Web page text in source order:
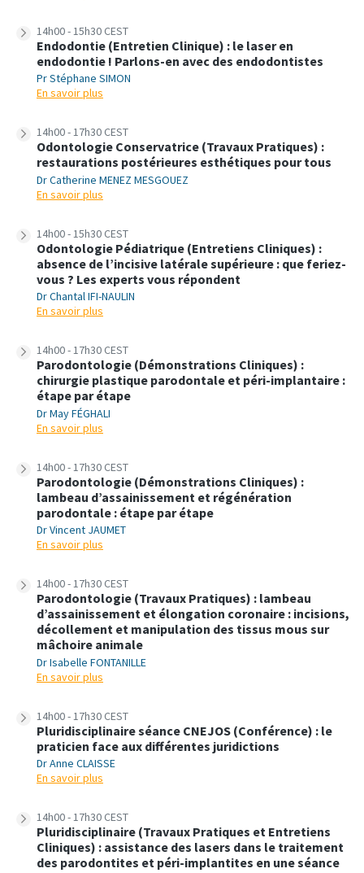
14h00 - 15h30 CEST
Endodontie (Entretien Clinique) : le laser en
endodontie ! Parlons-en avec des endodontistes
Pr Stéphane SIMON
En savoir plus
14h00 - 17h30 CEST
Odontologie Conservatrice (Travaux Pratiques) :
restaurations postérieures esthétiques pour tous
Dr Catherine MENEZ MESGOUEZ
En savoir plus
14h00 - 15h30 CEST
Odontologie Pédiatrique (Entretiens Cliniques) :
absence de l’incisive latérale supérieure : que feriez-
vous ? Les experts vous répondent
Dr Chantal IFI-NAULIN
En savoir plus
14h00 - 17h30 CEST
Parodontologie (Démonstrations Cliniques) :
chirurgie plastique parodontale et péri-implantaire :
étape par étape
Dr May FÉGHALI
En savoir plus
14h00 - 17h30 CEST
Parodontologie (Démonstrations Cliniques) :
lambeau d’assainissement et régénération
parodontale : étape par étape
Dr Vincent JAUMET
En savoir plus
14h00 - 17h30 CEST
Parodontologie (Travaux Pratiques) : lambeau
d’assainissement et élongation coronaire : incisions,
décollement et manipulation des tissus mous sur
mâchoire animale
Dr Isabelle FONTANILLE
En savoir plus
14h00 - 17h30 CEST
Pluridisciplinaire séance CNEJOS (Conférence) : le
praticien face aux différentes juridictions
Dr Anne CLAISSE
En savoir plus
14h00 - 17h30 CEST
Pluridisciplinaire (Travaux Pratiques et Entretiens
Cliniques) : assistance des lasers dans le traitement
des parodontites et péri-implantites en une séance